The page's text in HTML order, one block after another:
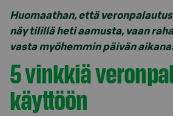
Huomaathan, että
näy tilillä heti aamusta, vaan
vasta myöhemmin päivän aikana.
5 vinkkiä
käyttöön